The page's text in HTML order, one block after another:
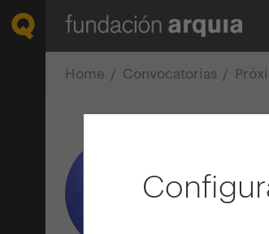
Home Convocatorias